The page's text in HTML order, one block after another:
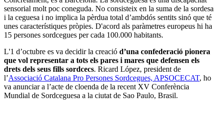
sensorial molt poc coneguda. No consisteix en la suma de la sordesa
i la ceguesa i no implica la pèrdua total d’ambdós sentits sinó que té
unes característiques pròpies. D'acord als paràmetres europeus hi ha
15 persones sordcegues per cada 100.000 habitants.
L'1 d’octubre es va decidir la creació d’una confederació pionera
que vol representar a tots els pares i mares que defensen els
drets dels seus fills sordcecs. Ricard López, president de
l’Associació Catalana Pro Persones Sordcegues, APSOCECAT, ho
va anunciar a l’acte de cloenda de la recent XV Conferència
Mundial de Sordceguesa a la ciutat de Sao Paulo, Brasil.